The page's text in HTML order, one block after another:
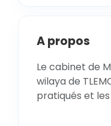
A propos
Le cabinet de
wilaya de
pratiqués et